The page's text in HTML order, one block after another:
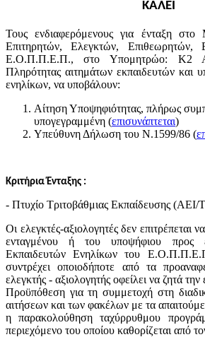
ΚΑΛΕΙ
Τους ενδιαφερόμενους για ένταξη
Επιτηρητών, Ελεγκτών, Επιθεωρητών,
Ε.Ο.Π.Π.Ε.Π., στο Υπομητρώο: Κ2
Πληρότητας αιτημάτων εκπαιδευτών και
ενηλίκων, να υποβάλουν:
Αίτηση Υποψηφιότητας, πλήρως
υπογεγραμμένη (επισυνάπτεται)
Υπεύθυνη Δήλωση του Ν.1599/86 (
Κριτήρια Ένταξης :
- Πτυχίο Τριτοβάθμιας Εκπαίδευσης (ΑΕΙ/
Οι ελεγκτές-αξιολογητές δεν επιτρέπεται
ενταγμένου ή του υποψήφιου προς
Εκπαιδευτών Ενηλίκων του
συντρέχει οποιοδήποτε από τα
ελεγκτής - αξιολογητής οφείλει να ζητά την
Προϋπόθεση για τη συμμετοχή στη
αιτήσεων και των φακέλων με τα
η παρακολούθηση ταχύρρυθμου
περιεχόμενο του οποίου καθορίζεται